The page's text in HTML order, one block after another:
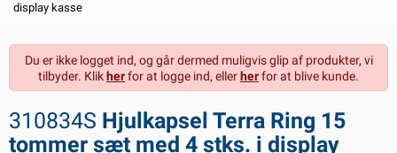
belysning for tilhengere
tilbehør
og vedligeholdelse
covers og tilbehør
Svenska
Norsk
Suomalainen
display kasse
Du er ikke logget ind, og går dermed muligvis glip af produkter, vi
tilbyder. Klikherfor at logge ind, ellerherfor at blive kunde.
310834S Hjulkapsel Terra Ring 15
tommer sæt med 4 stks. i display